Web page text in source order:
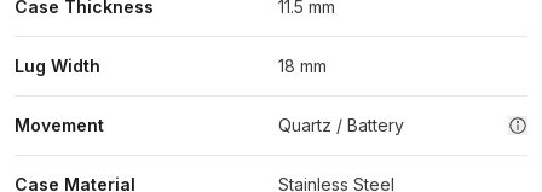
Case Thickness 11.5 mm
Lug Width 18 mm
Movement Quartz / Battery
Case Material Stainless Steel